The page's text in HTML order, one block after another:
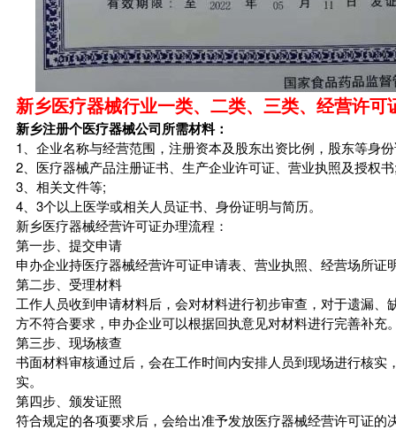
新乡医疗器械行业一类、二类、三类、经营许
新乡注册个医疗器械公司所需材料：
1、企业名称与经营范围，注册资本及股东出资比例，股东等身
2、医疗器械产品注册证书、生产企业许可证、营业执照及授权
3、相关文件等;
4、3个以上医学或相关人员证书、身份证明与简历。
新乡医疗器械经营许可证办理流程：
第一步、提交申请
申办企业持医疗器械经营许可证申请表、营业执照、经营场所
第二步、受理材料
工作人员收到申请材料后，会对材料进行初步审查，对于遗漏
方不符合要求，申办企业可以根据回执意见对材料进行完善补充
第三步、现场核查
书面材料审核通过后，会在工作时间内安排人员到现场进行核
实。
第四步、颁发证照
符合规定的各项要求后，会给出准予发放医疗器械经营许可证的